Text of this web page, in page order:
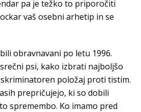
pa je težko to priporočiti
vaš osebni arhetip in se
obravnavani po letu 1996.
psi, kako izbrati najboljšo
položaj proti tistim.
prepričujejo, ki so dobili
spremembo. Ko imamo pred